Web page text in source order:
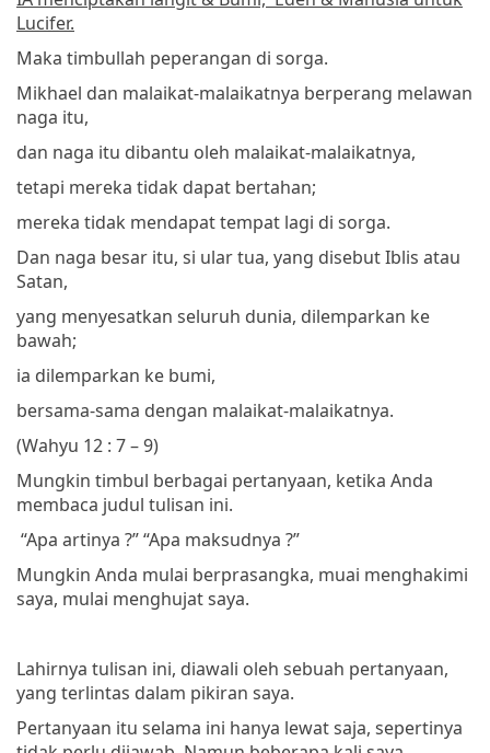
Lucifer.
Maka timbullah peperangan di sorga.
Mikhael dan malaikat-malaikatnya berperang melawan
naga itu,
dan naga itu dibantu oleh malaikat-malaikatnya,
tetapi mereka tidak dapat bertahan;
mereka tidak mendapat tempat lagi di sorga.
Dan naga besar itu, si ular tua, yang disebut Iblis atau
Satan,
yang menyesatkan seluruh dunia, dilemparkan ke
bawah;
ia dilemparkan ke bumi,
bersama-sama dengan malaikat-malaikatnya.
(Wahyu 12 : 7 – 9)
Mungkin timbul berbagai pertanyaan, ketika Anda
membaca judul tulisan ini.
“Apa artinya ?”“Apa maksudnya ?”
Mungkin Anda mulai berprasangka, muai menghakimi
saya, mulai menghujat saya.
Lahirnya tulisan ini, diawali oleh sebuah pertanyaan,
yang terlintas dalam pikiran saya.
Pertanyaan itu selama ini hanya lewat saja, sepertinya